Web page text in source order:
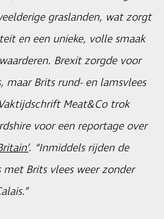
graslanden, wat zorgt
en een unieke, volle smaak
Brexit zorgde voor
maar Brits rund- en lamsvlees
Meat&Co trok
voor een reportage over
. “Inmiddels rijden de
Brits vlees weer zonder